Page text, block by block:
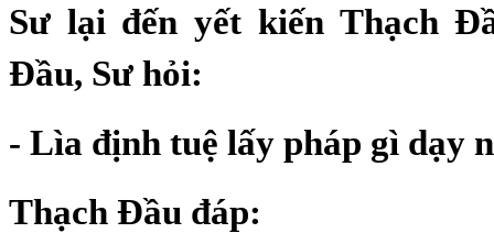
Sư lại đến yết kiến Thạch
Đầu, Sư hỏi:
- Lìa định tuệ lấy pháp gì dạy
Thạch Đầu đáp: